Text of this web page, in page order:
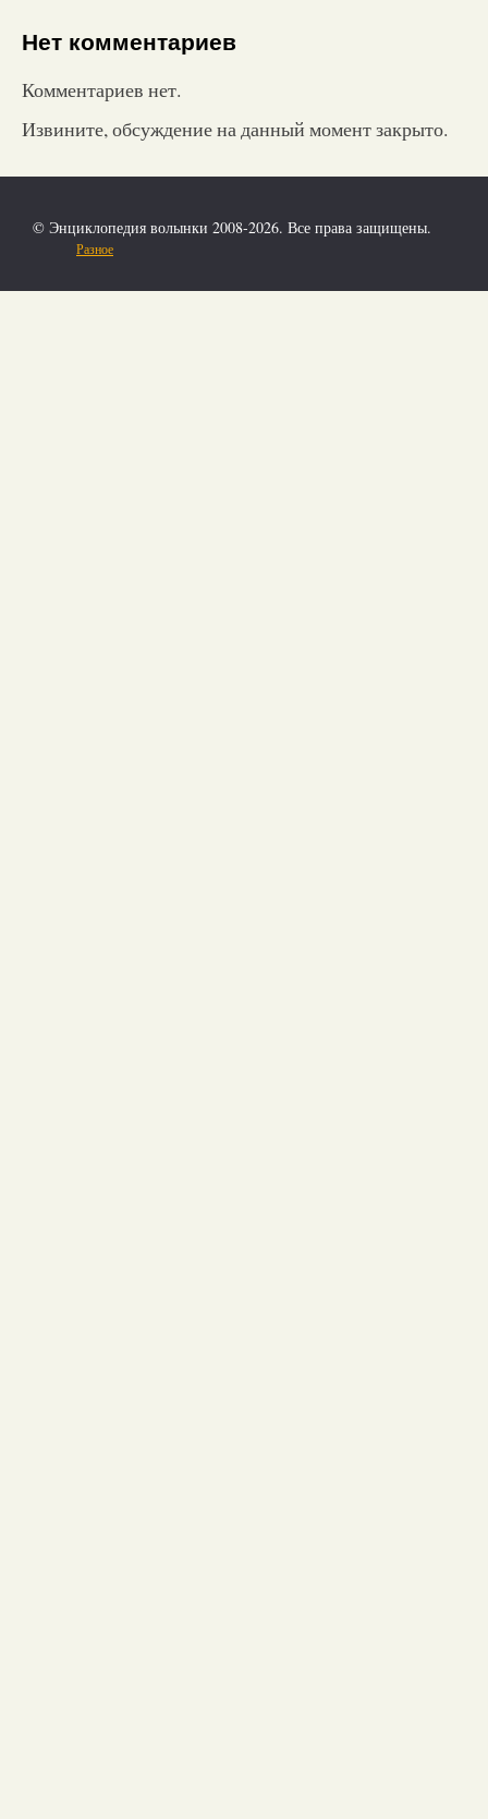
Нет комментариев
Комментариев нет.
Извините, обсуждение на данный момент закрыто.
© Энциклопедия волынки 2008-2026. Все права защищены.
Разное